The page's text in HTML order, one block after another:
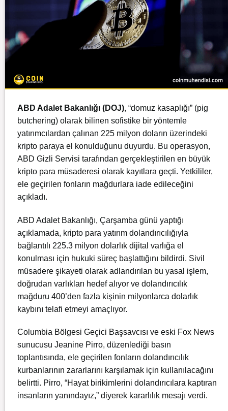
ABD Adalet Bakanlığı (DOJ), “domuz kasaplığı” (pig
butchering) olarak bilinen sofistike bir yöntemle
yatırımcılardan çalınan 225 milyon doların üzerindeki
kripto paraya el konulduğunu duyurdu. Bu operasyon,
ABD Gizli Servisi tarafından gerçekleştirilen en büyük
kripto para müsaderesi olarak kayıtlara geçti. Yetkililer,
ele geçirilen fonların mağdurlara iade edileceğini
açıkladı.
ABD Adalet Bakanlığı, Çarşamba günü yaptığı
açıklamada, kripto para yatırım dolandırıcılığıyla
bağlantılı 225.3 milyon dolarlık dijital varlığa el
konulması için hukuki süreç başlattığını bildirdi. Sivil
müsadere şikayeti olarak adlandırılan bu yasal işlem,
doğrudan varlıkları hedef alıyor ve dolandırıcılık
mağduru 400’den fazla kişinin milyonlarca dolarlık
kaybını telafi etmeyi amaçlıyor.
Columbia Bölgesi Geçici Başsavcısı ve eski Fox News
sunucusu Jeanine Pirro, düzenlediği basın
toplantısında, ele geçirilen fonların dolandırıcılık
kurbanlarının zararlarını karşılamak için kullanılacağını
belirtti. Pirro, “Hayat birikimlerini dolandırıcılara kaptıran
insanların yanındayız,” diyerek kararlılık mesajı verdi.